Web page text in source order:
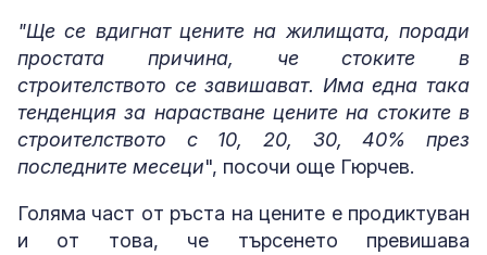
"Ще се вдигнат цените на жилищата, поради
простата причина, че стоките в
строителството се завишават. Има една така
тенденция за нарастване цените на стоките в
строителството с 10, 20, 30, 40% през
последните месеци", посочи още Гюрчев.
Голяма част от ръста на цените е продиктуван
и от това, че търсенето превишава